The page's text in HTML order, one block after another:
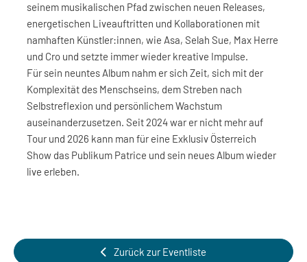
seinem musikalischen Pfad zwischen neuen Releases,
energetischen Liveauftritten und Kollaborationen mit
namhaften Künstler:innen, wie Asa, Selah Sue, Max Herre
und Cro und setzte immer wieder kreative Impulse.
Für sein neuntes Album nahm er sich Zeit, sich mit der
Komplexität des Menschseins, dem Streben nach
Selbstreflexion und persönlichem Wachstum
auseinanderzusetzen. Seit 2024 war er nicht mehr auf
Tour und 2026 kann man für eine Exklusiv Österreich
Show das Publikum Patrice und sein neues Album wieder
live erleben.
Zurück zur Eventliste